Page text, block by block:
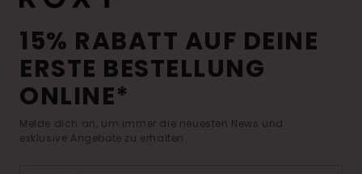
15% RABATT AUF DEINE
ERSTE BESTELLUNG
ONLINE*
Melde dich an, um immer die neuesten News und
exklusive Angebote zu erhalten.